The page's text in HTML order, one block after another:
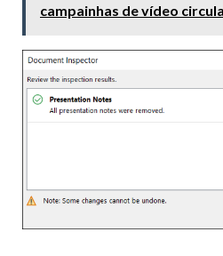
campainhas de vídeo